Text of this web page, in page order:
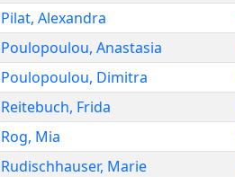
Pilat, Alexandra
Poulopoulou, Anastasia
Poulopoulou, Dimitra
Reitebuch, Frida
Rog, Mia
Rudischhauser, Marie